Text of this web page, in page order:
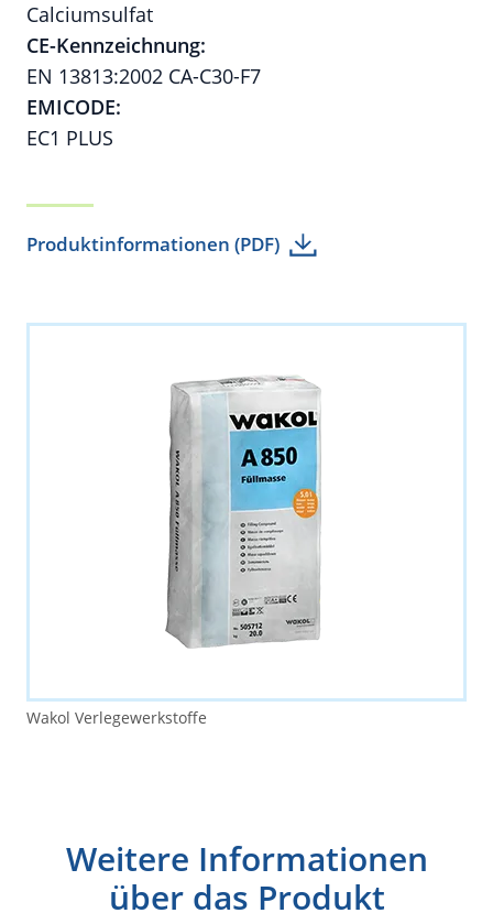
Calciumsulfat
CE-Kennzeichnung:
EN 13813:2002 CA-C30-F7
EMICODE:
EC1 PLUS
Produktinformationen (PDF)
Wakol Verlegewerkstoffe
Weitere Informationen
über das Produkt